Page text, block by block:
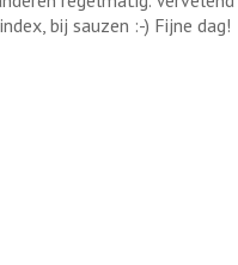
bij sauzen :-) Fijne dag!